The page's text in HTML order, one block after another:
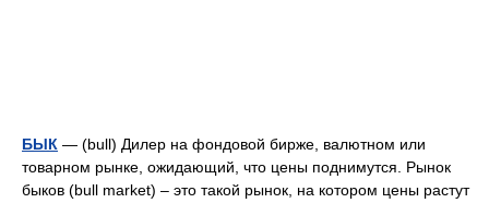
БЫК — (bull) Дилер на фондовой бирже, валютном или
товарном рынке, ожидающий, что цены поднимутся. Рынок
быков (bull market) – это такой рынок, на котором цены растут